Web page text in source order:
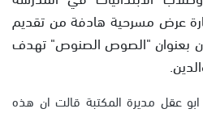
عرض مسرحية هادفة من تقديم
بعنوان "الصوص الصنوص" تهدف
عقل مديرة المكتبة قالت ان هذه